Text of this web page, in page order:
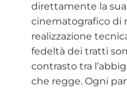
direttamente la
cinematografico di
realizzazione
fedeltà dei tratti
contrasto tra
che regge. Ogni